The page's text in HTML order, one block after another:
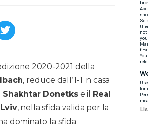
2020-2021 della
, reduce dall’1-1 in casa
Shakhtar Donetks e il
Real
Lviv, nella sfida valida per la
ha dominato la sfida